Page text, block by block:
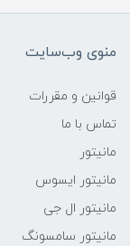
منوی وب‌سایت
قوانین و مقررات
تماس با ما
مانیتور
مانیتور ایسوس
مانیتور ال جی
مانیتور سامسونگ